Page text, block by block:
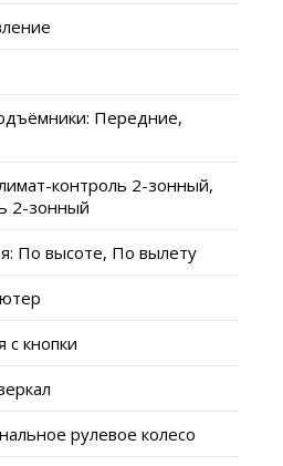
Передние,
контроль 2-зонный,
2-зонный
По высоте, По вылету
с кнопки
рулевое колесо